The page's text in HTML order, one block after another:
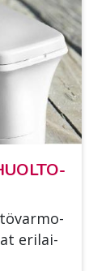
eri­lai­